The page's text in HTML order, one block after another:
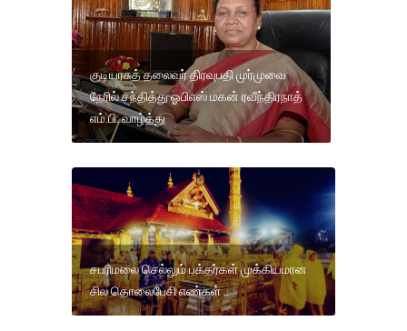
குடியரசுத் தலைவர் திரவுபதி முர்முவை
நேரில் சந்தித்து ஓபிஎஸ் மகன் ரவீந்திரநாத்
எம்.பி. வாழ்த்து
சபரிமலை செல்லும் பக்தர்கள் முக்கியமான
சில தொலைபேசி எண்கள் ..